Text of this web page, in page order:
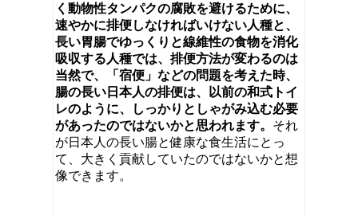
く動物性タンパクの腐敗を避けるために、
速やかに排便しなければいけない人種と、
長い胃腸でゆっくりと線維性の食物を消化
吸収する人種では、排便方法が変わるのは
当然で、「宿便」などの問題を考えた時、
腸の長い日本人の排便は、以前の和式トイ
レのように、しっかりとしゃがみ込む必要
があったのではないかと思われます。 それ
が日本人の長い腸と健康な食生活にとっ
て、大きく貢献していたのではないかと想
像できます。